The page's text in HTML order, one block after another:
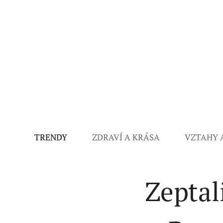
TRENDY ZDRAVÍ A KRÁSA VZTAHY